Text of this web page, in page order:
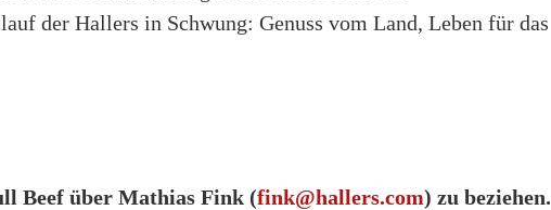
der Hallers in Schwung: Genuss vom Land, Leben für das
Beef über Mathias Fink (fink@hallers.com) zu beziehen.